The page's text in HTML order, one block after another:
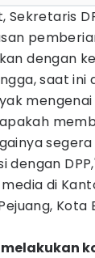
Sekretaris
dengan
saat ini
mengenai
dengan
di
Kota
melakukan